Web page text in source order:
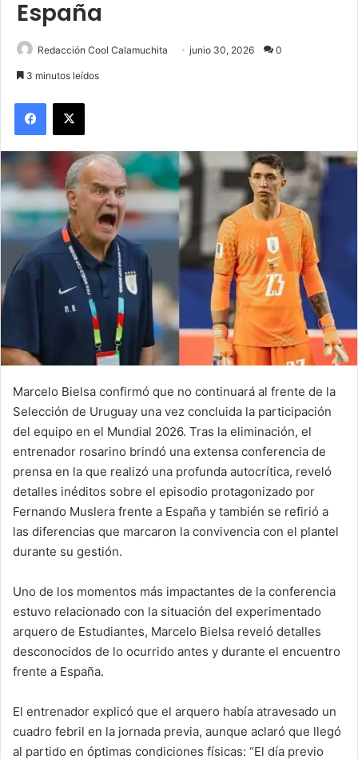
España
Redacción Cool Calamuchita junio 30, 2026 0
3 minutos leídos
Facebook
X
Marcelo Bielsa confirmó que no continuará al frente de la
Selección de Uruguay una vez concluida la participación
del equipo en el Mundial 2026. Tras la eliminación, el
entrenador rosarino brindó una extensa conferencia de
prensa en la que realizó una profunda autocrítica, reveló
detalles inéditos sobre el episodio protagonizado por
Fernando Muslera frente a España y también se refirió a
las diferencias que marcaron la convivencia con el plantel
durante su gestión.
Uno de los momentos más impactantes de la conferencia
estuvo relacionado con la situación del experimentado
arquero de Estudiantes, Marcelo Bielsa reveló detalles
desconocidos de lo ocurrido antes y durante el encuentro
frente a España.
El entrenador explicó que el arquero había atravesado un
cuadro febril en la jornada previa, aunque aclaró que llegó
al partido en óptimas condiciones físicas: “El día previo